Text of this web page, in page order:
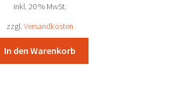
war:
33,87 €
inkl. 20 % MwSt.
zzgl. Versandkosten
In den Warenkorb